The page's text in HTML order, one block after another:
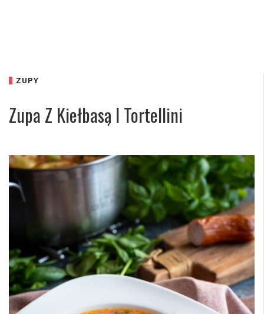
ZUPY
Zupa Z Kiełbasą I Tortellini